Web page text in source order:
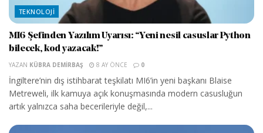
TEKNOLOJI
MI6 Şefinden Yazılım Uyarısı: “Yeni nesil casuslar Python
bilecek, kod yazacak!”
YAZAN KÜBRA DEMIRBAŞ 8 AY ÖNCE 0
İngiltere’nin dış istihbarat teşkilatı MI6’in yeni başkanı Blaise
Metreweli, ilk kamuya açık konuşmasında modern casusluğun
artık yalnızca saha becerileriyle değil,...